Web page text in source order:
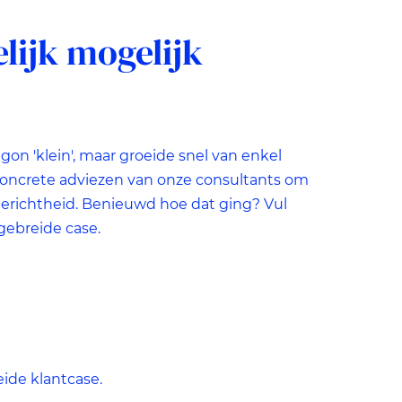
mogelijk
'klein', maar groeide snel van enkel
adviezen van onze consultants om
Benieuwd hoe dat ging? Vul
case.
klantcase.